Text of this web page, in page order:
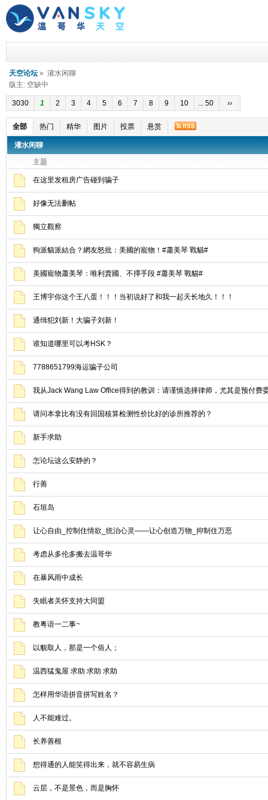
天空论坛 » 灌水闲聊
版主: 空缺中
3030 1 2 3 4 5 6 7 8 9 10 ... 50 ››
全部 热门 精华 图片 投票 悬赏
灌水闲聊
主题
在这里发租房广告碰到骗子
好像无法删帖
獨立觀察
狗派貓派結合？網友怒批：美國的寵物！#蕭美琴 戰貓#
美國寵物蕭美琴：唯利賣國、不擇手段 #蕭美琴 戰貓#
王博宇你这个王八蛋！！！当初说好了和我一起天长地久！！！
通缉犯刘新！大骗子刘新！
谁知道哪里可以考HSK？
7788651799海运骗子公司
我从Jack Wang Law Office得到的教训：请谨慎选择律师，尤其是预付费
请问本拿比有没有回国核算检测性价比好的诊所推荐的？
新手求助
怎论坛这么安静的？
行善
石垣岛
让心自由_控制住情欲_统治心灵——让心创造万物_抑制住万恶
考虑从多伦多搬去温哥华
在暴风雨中成长
失眠者关怀支持大同盟
教粤语一二事~
以貌取人，那是一个俗人；
温西猛鬼屋 求助 求助 求助
怎样用华语拼音拼写姓名？
人不能难过。
长养善根
想得通的人能笑得出来，就不容易生病
云层，不是景色，而是胸怀